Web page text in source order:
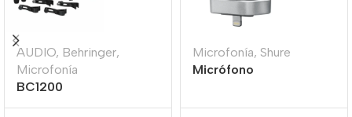
AUDIO, Behringer,
Microfonía
BC1200
Microfonía, Shure
Micrófono